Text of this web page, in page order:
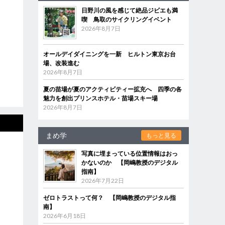
日野川の風を感じて絶品ジビエも満
喫 鳥取のサイクリングイベント
2026年8月7日
オールデイダイニングを一新 ヒルトン東京お台
場、改装進む
2026年8月7日
夏の苗場が夏のアクティビティー拡充へ 四季の各
魅力を創出プリンスホテル・苗場スキー場
2026年8月7日
まめ学 もっと見る
写真に埋まっている位置情報はおっ
かないのか 【岡嶋教授のデジタル
指南】
2026年7月22日
ゼロトラストって何？ 【岡嶋教授のデジタル指
南】
2026年6月18日